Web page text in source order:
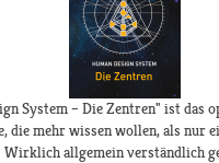
System – Die Zentren" ist das
die mehr wissen wollen, als nur
Wirklich allgemein verständlich